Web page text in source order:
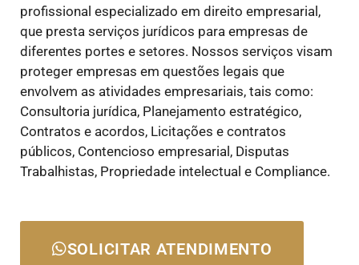
profissional especializado em direito empresarial,
que presta serviços jurídicos para empresas de
diferentes portes e setores. Nossos serviços visam
proteger empresas em questões legais que
envolvem as atividades empresariais, tais como:
Consultoria jurídica, Planejamento estratégico,
Contratos e acordos, Licitações e contratos
públicos, Contencioso empresarial, Disputas
Trabalhistas, Propriedade intelectual e Compliance.
SOLICITAR ATENDIMENTO